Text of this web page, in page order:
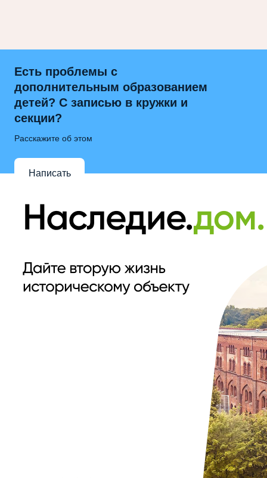
Есть проблемы с
дополнительным образованием
детей? С записью в кружки и
секции?
Расскажите об этом
Написать